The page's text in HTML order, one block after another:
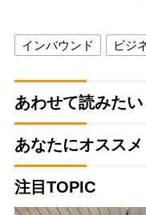
インバウンド ビジ
あわせて読みたい
あなたにオススメ
注目TOPIC